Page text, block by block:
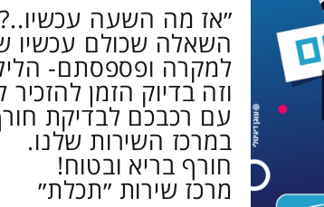
״אז מה השעה
השאלה שכולם עכשיו
למקרה ופספסתם-
וזה בדיוק הזמן
עם רכבכם לבדיקת
במרכז השירות שלנו.
חורף בריא ובטוח!
מרכז שירות ״תכלת״